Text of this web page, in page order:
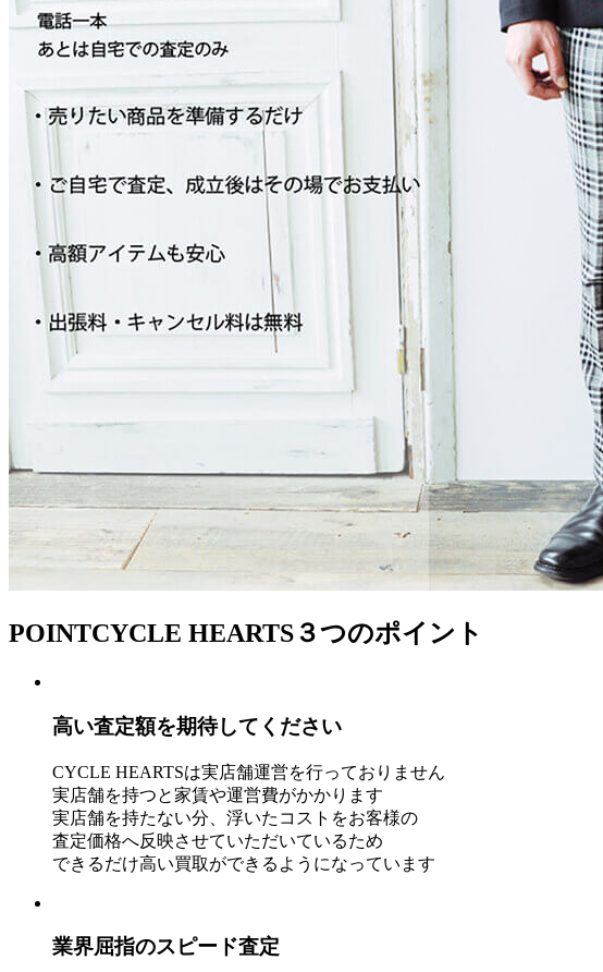
POINTCYCLE HEARTS３つのポイント
高い査定額を期待してください
CYCLE HEARTSは実店舗運営を行っておりません
実店舗を持つと家賃や運営費がかかります
実店舗を持たない分、浮いたコストをお客様の
査定価格へ反映させていただいているため
できるだけ高い買取ができるようになっています
業界屈指のスピード査定